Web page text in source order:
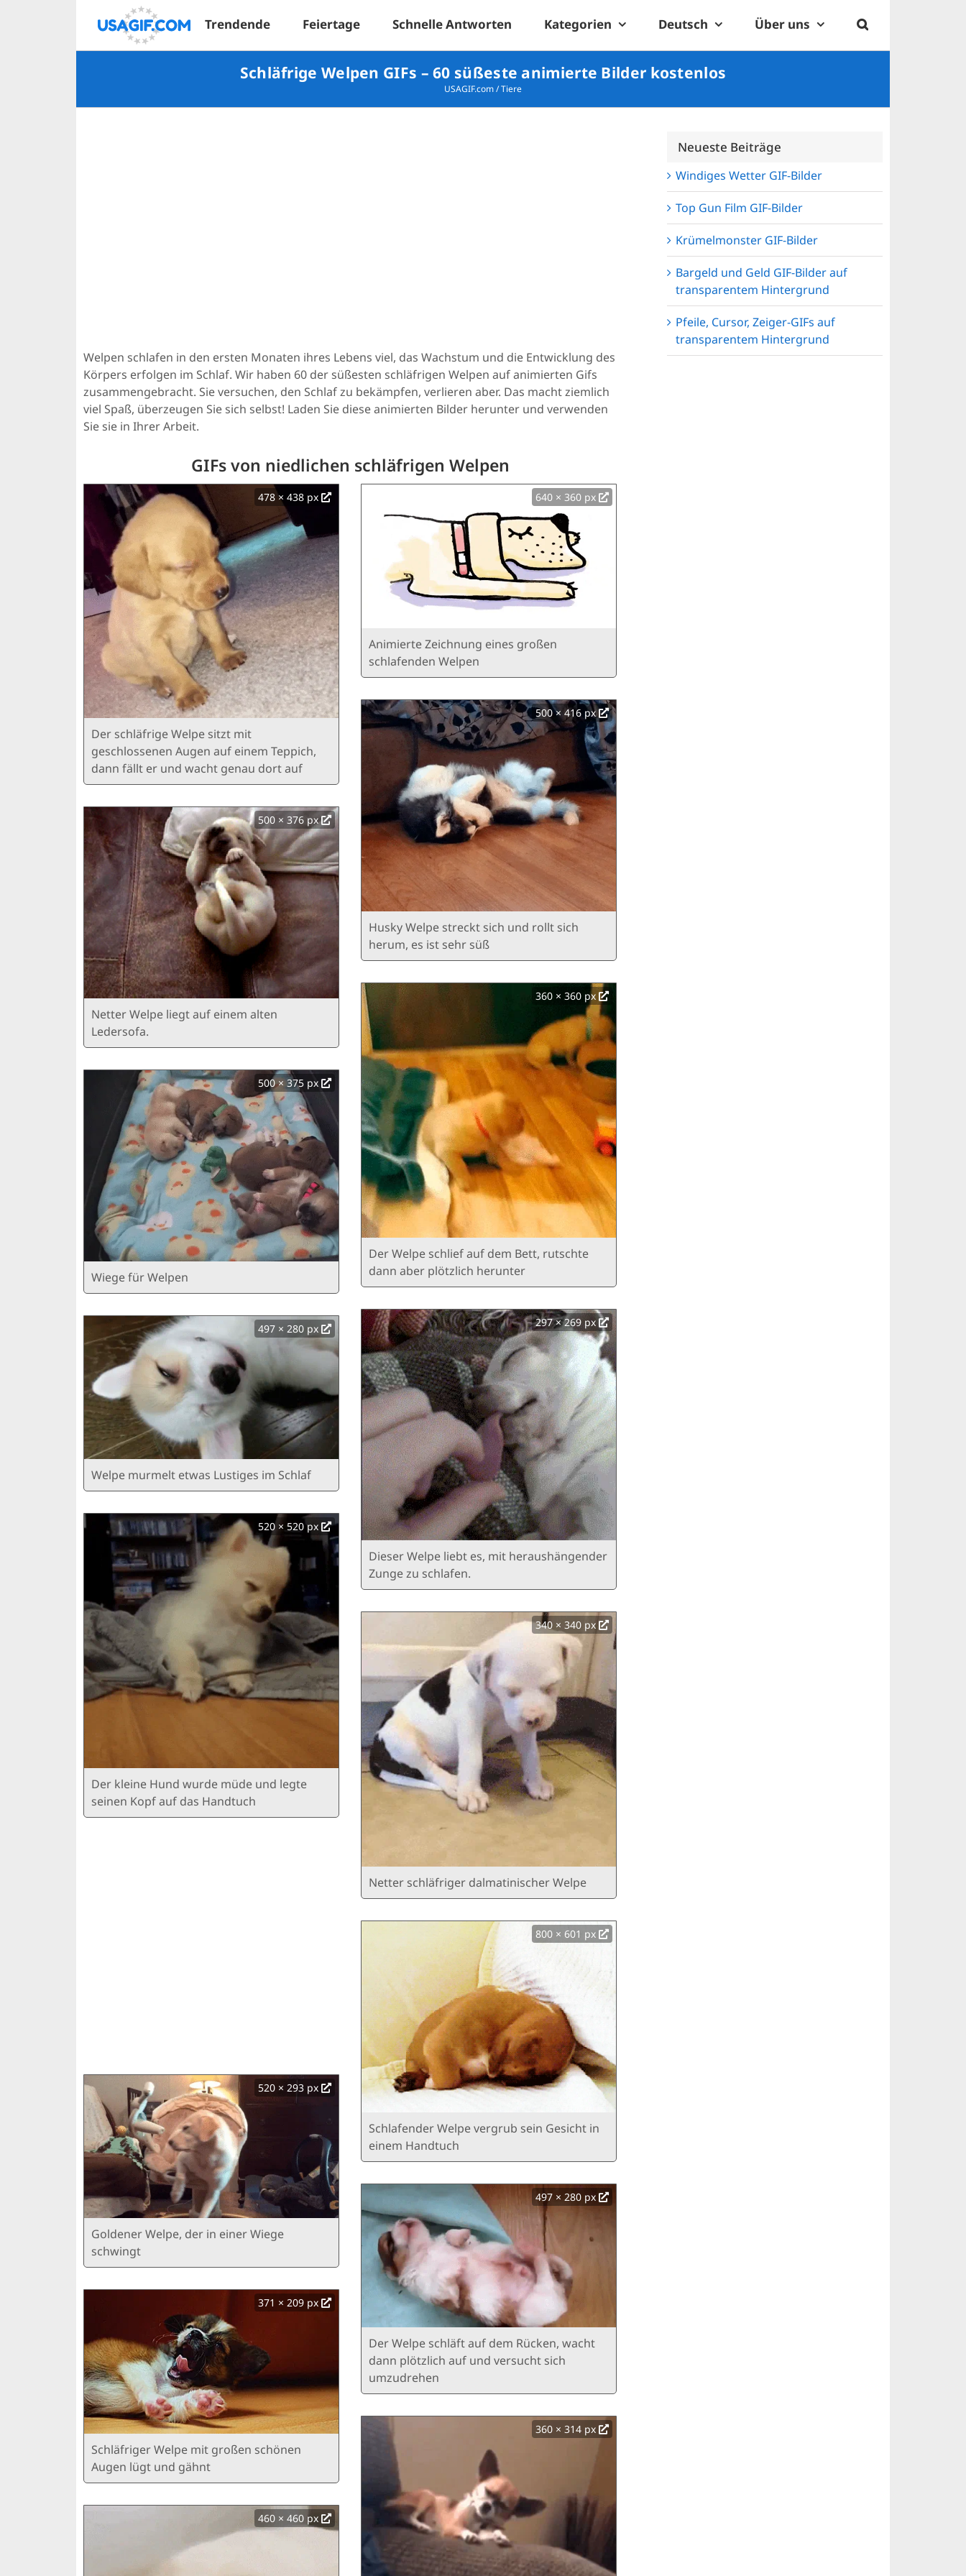
Trendende Feiertage Schnelle Antworten Kategorien Deutsch Über uns
Schläfrige Welpen GIFs – 60 süßeste animierte Bilder kostenlos
USAGIF.com/Tiere
Welpen schlafen in den ersten Monaten ihres Lebens viel, das Wachstum und die Entwicklung des
Körpers erfolgen im Schlaf. Wir haben 60 der süßesten schläfrigen Welpen auf animierten Gifs
zusammengebracht. Sie versuchen, den Schlaf zu bekämpfen, verlieren aber. Das macht ziemlich
viel Spaß, überzeugen Sie sich selbst! Laden Sie diese animierten Bilder herunter und verwenden
Sie sie in Ihrer Arbeit.
GIFs von niedlichen schläfrigen Welpen
478 × 438 px
Der schläfrige Welpe sitzt mit
geschlossenen Augen auf einem Teppich,
dann fällt er und wacht genau dort auf
500 × 376 px
Netter Welpe liegt auf einem alten
Ledersofa.
500 × 375 px
Wiege für Welpen
497 × 280 px
Welpe murmelt etwas Lustiges im Schlaf
520 × 520 px
Der kleine Hund wurde müde und legte
seinen Kopf auf das Handtuch
520 × 293 px
Goldener Welpe, der in einer Wiege
schwingt
371 × 209 px
Schläfriger Welpe mit großen schönen
Augen lügt und gähnt
460 × 460 px
640 × 360 px
Animierte Zeichnung eines großen
schlafenden Welpen
500 × 416 px
Husky Welpe streckt sich und rollt sich
herum, es ist sehr süß
360 × 360 px
Der Welpe schlief auf dem Bett, rutschte
dann aber plötzlich herunter
297 × 269 px
Dieser Welpe liebt es, mit heraushängender
Zunge zu schlafen.
340 × 340 px
Netter schläfriger dalmatinischer Welpe
800 × 601 px
Schlafender Welpe vergrub sein Gesicht in
einem Handtuch
497 × 280 px
Der Welpe schläft auf dem Rücken, wacht
dann plötzlich auf und versucht sich
umzudrehen
360 × 314 px
Neueste Beiträge
Windiges Wetter GIF-Bilder
Top Gun Film GIF-Bilder
Krümelmonster GIF-Bilder
Bargeld und Geld GIF-Bilder auf
transparentem Hintergrund
Pfeile, Cursor, Zeiger-GIFs auf
transparentem Hintergrund